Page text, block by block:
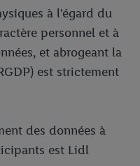
à l'égard du
personnel et à
et abrogeant la
est strictement
des données à
est Lidl